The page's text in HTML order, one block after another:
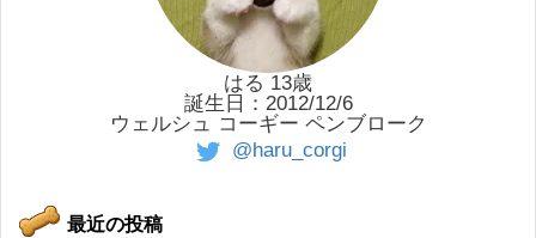
はる 13歳
誕生日：2012/12/6
ウェルシュ コーギー ペンブローク
@haru_corgi
最近の投稿